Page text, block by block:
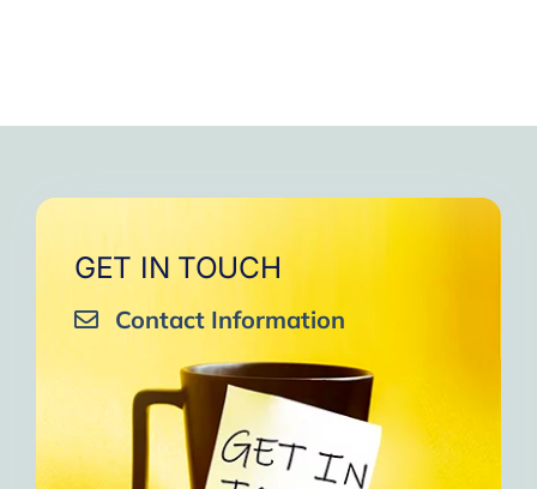
GET IN TOUCH
Contact Information